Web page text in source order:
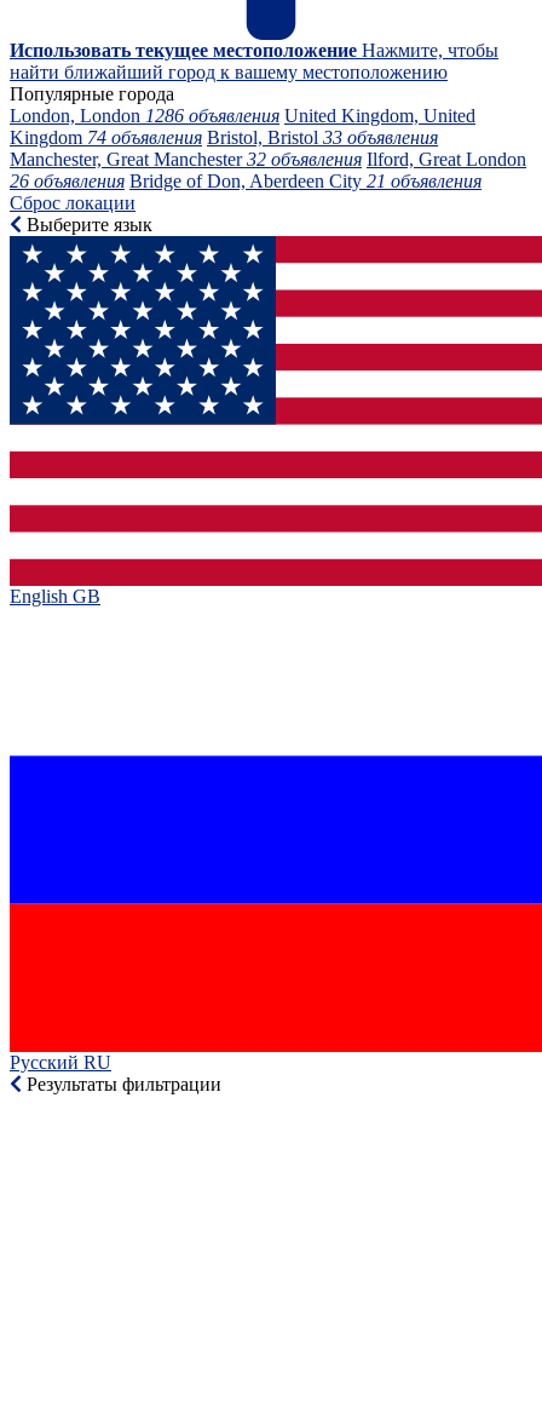
Использовать текущее местоположение Нажмите, чтобы
найти ближайший город к вашему местоположению
Популярные города
London, London 1286 объявления United Kingdom, United
Kingdom 74 объявления Bristol, Bristol 33 объявления
Manchester, Great Manchester32 объявления Ilford, Great London
26 объявления Bridge of Don, Aberdeen City 21 объявления
Сброс локации
Выберите язык
English GB‎
Русский RU‎
Результаты фильтрации